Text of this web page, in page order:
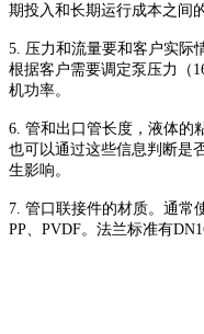
期投入和长期运行成本之间
5. 压力和流量要和客户实际
根据客户需要调定泵压力（
机功率。
6. 管和出口管长度，液体的
也可以通过这些信息判断是
生影响。
7. 管口联接件的材质。通常
PP、 PVDF。法兰标准有